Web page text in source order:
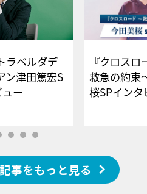
ラベルダデ
ン津田篤宏S
ビュー
『クロス
救急の約束
桜SPイ
事をもっと見る